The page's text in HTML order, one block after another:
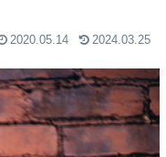
2020.05.14 2024.03.25